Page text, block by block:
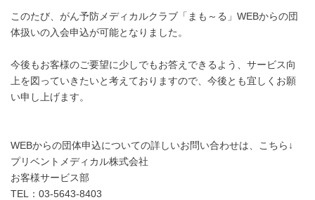
このたび、がん予防メディカルクラブ「まも～る」WEBからの団
体扱いの入会申込が可能となりました。
今後もお客様のご要望に少しでもお答えできるよう、サービス向
上を図っていきたいと考えておりますので、今後とも宜しくお願
い申し上げます。
WEBからの団体申込についての詳しいお問い合わせは、こちら↓
プリベントメディカル株式会社
お客様サービス部
TEL：03-5643-8403